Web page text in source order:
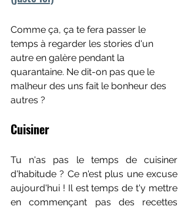
Comme ça, ça te fera passer le
temps à regarder les stories d'un
autre en galère pendant la
quarantaine. Ne dit-on pas que le
malheur des uns fait le bonheur des
autres ?
Cuisiner
Tu n'as pas le temps de cuisiner
d'habitude ? Ce n'est plus une excuse
aujourd'hui ! Il est temps de t'y mettre
en commençant pas des recettes